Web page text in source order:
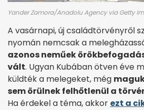
Yander Zamora/Anadolu Agency via Getty
A vasárnapi, új családtörvényről
nyomán nemcsak a
azonos neműek
vált. Ugyan Kubában ötven éve
küldték a melegeket, még
sem örülnek felhőtlenül a
Ha érdekel a téma, akkor ezt a